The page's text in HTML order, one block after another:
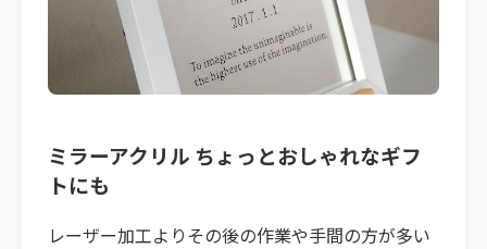
ミラーアクリル ちょっとおしゃれなギフ
トにも
レーザー加工よりその後の作業や手間の方が多い